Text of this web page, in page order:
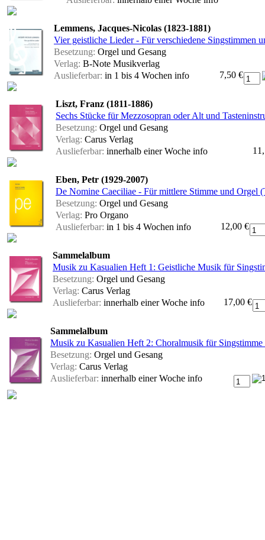
Lemmens, Jacques-Nicolas (1823-1881)
Vier geistliche Lieder - Für verschiedene Singstimmen
Besetzung: Orgel und Gesang
Verlag: B-Note Musikverlag
Auslieferbar: in 1 bis 4 Wochen info 7,50 €
Liszt, Franz (1811-1886)
Sechs Stücke für Mezzosopran oder Alt und
Besetzung: Orgel und Gesang
Verlag: Carus Verlag
Auslieferbar: innerhalb einer Woche info
Eben, Petr (1929-2007)
De Nomine Caeciliae - Für mittlere Stimme und Orgel
Besetzung: Orgel und Gesang
Verlag: Pro Organo
Auslieferbar: in 1 bis 4 Wochen info 12,00 €
Sammelalbum
Musik zu Kasualien Heft 1: Geistliche Musik für
Besetzung: Orgel und Gesang
Verlag: Carus Verlag
Auslieferbar: innerhalb einer Woche info 17,00 €
Sammelalbum
Musik zu Kasualien Heft 2: Choralmusik für
Besetzung: Orgel und Gesang
Verlag: Carus Verlag
Auslieferbar: innerhalb einer Woche info